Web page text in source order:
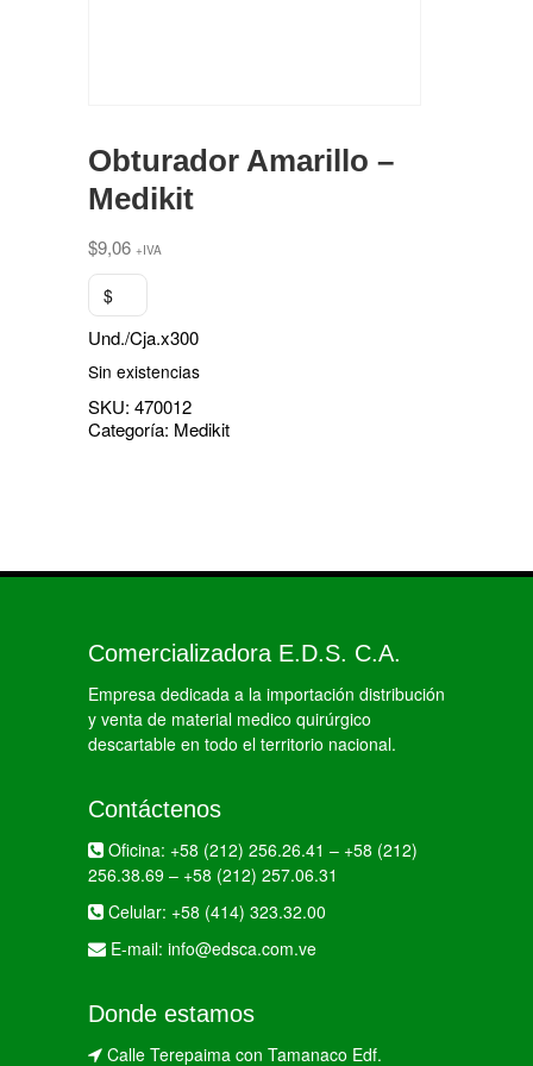
Obturador Amarillo –
Medikit
$9,06 +IVA
$
Und./Cja.x300
Sin existencias
SKU: 470012
Categoría: Medikit
Comercializadora E.D.S. C.A.
Empresa dedicada a la importación distribución
y venta de material medico quirúrgico
descartable en todo el territorio nacional.
Contáctenos
Oficina: +58 (212) 256.26.41 – +58 (212)
256.38.69 – +58 (212) 257.06.31
Celular: +58 (414) 323.32.00
E-mail: info@edsca.com.ve
Donde estamos
Calle Terepaima con Tamanaco Edf.